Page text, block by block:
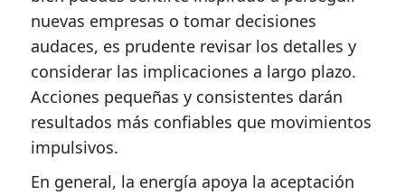
nuevas empresas o tomar decisiones
audaces, es prudente revisar los detalles y
considerar las implicaciones a largo plazo.
Acciones pequeñas y consistentes darán
resultados más confiables que movimientos
impulsivos.
En general, la energía apoya la aceptación